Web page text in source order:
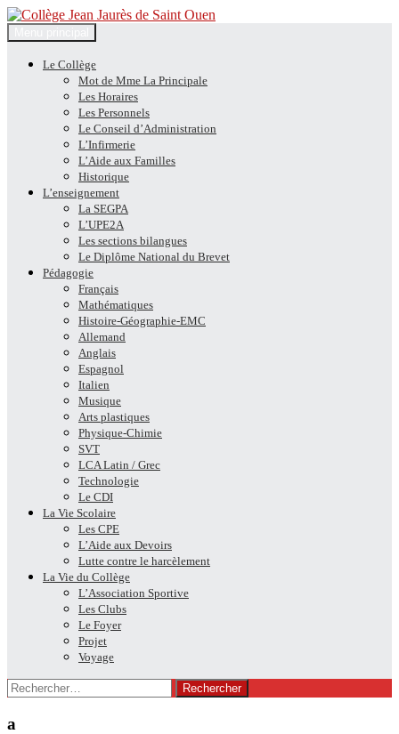
Collège Jean Jaurès de Saint
Ouen
Recherche
au
contenu
Le Collège
Mot de Mme La Principale
Les Horaires
Les Personnels
Le Conseil d’Administration
L’Infirmerie
L’Aide aux Familles
Historique
L’enseignement
La SEGPA
L’UPE2A
Les sections bilangues
Le Diplôme National du Brevet
Pédagogie
Français
Mathématiques
Histoire-Géographie-EMC
Allemand
Anglais
Espagnol
Italien
Musique
Arts plastiques
Physique-Chimie
SVT
LCA Latin / Grec
Technologie
Le CDI
La Vie Scolaire
Les CPE
L’Aide aux Devoirs
Lutte contre le harcèlement
La Vie du Collège
L’Association Sportive
Les Clubs
Le Foyer
Projet
Voyage
Rechercher :
a